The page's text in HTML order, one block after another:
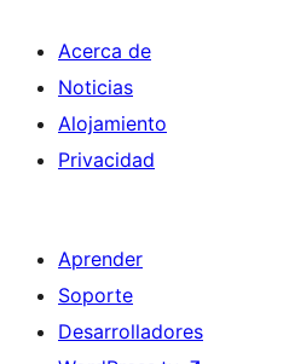
Acerca de
Noticias
Alojamiento
Privacidad
Aprender
Soporte
Desarrolladores